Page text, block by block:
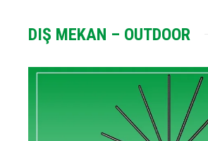
DIŞ MEKAN – OUTDOOR